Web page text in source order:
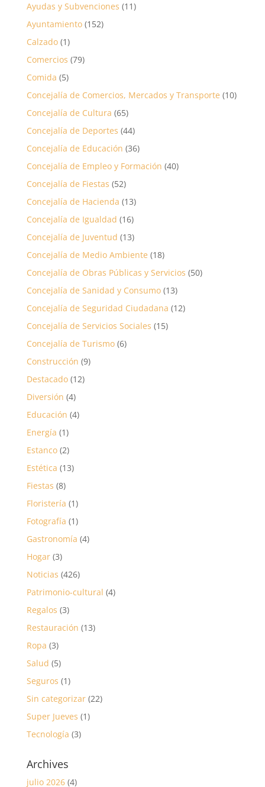
Ayudas y Subvenciones (11)
Ayuntamiento(152)
Calzado(1)
Comercios (79)
Comida (5)
Concejalía de Comercios, Mercados y Transporte (10)
Concejalía de Cultura (65)
Concejalía de Deportes (44)
Concejalía de Educación (36)
Concejalía de Empleo y Formación (40)
Concejalía de Fiestas (52)
Concejalía de Hacienda (13)
Concejalía de Igualdad (16)
Concejalía de Juventud (13)
Concejalía de Medio Ambiente (18)
Concejalía de Obras Públicas y Servicios (50)
Concejalía de Sanidad y Consumo(13)
Concejalía de Seguridad Ciudadana (12)
Concejalía de Servicios Sociales (15)
Concejalía de Turismo(6)
Construcción (9)
Destacado(12)
Diversión (4)
Educación (4)
Energía (1)
Estanco(2)
Estética (13)
Fiestas (8)
Floristería (1)
Fotografía (1)
Gastronomía (4)
Hogar(3)
Noticias (426)
Patrimonio-cultural (4)
Regalos (3)
Restauración (13)
Ropa (3)
Salud (5)
Seguros (1)
Sin categorizar(22)
Super Jueves (1)
Tecnología (3)
Archives
julio 2026(4)